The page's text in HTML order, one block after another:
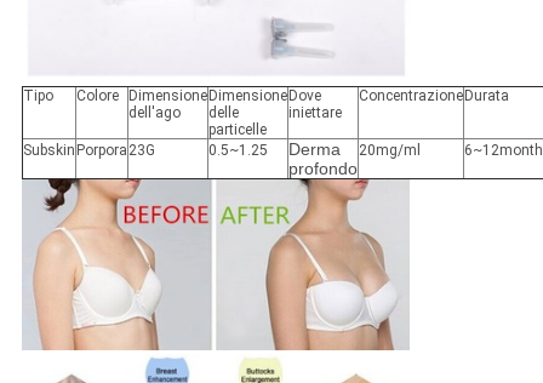
Tipo Colore
Dimensione
dell'ago
Dimensione
delle
particelle
Dove
iniettare
ConcentrazioneDurata
Subskin Porpora 23G 0.5~1.25
Derma
profondo
20mg/ml